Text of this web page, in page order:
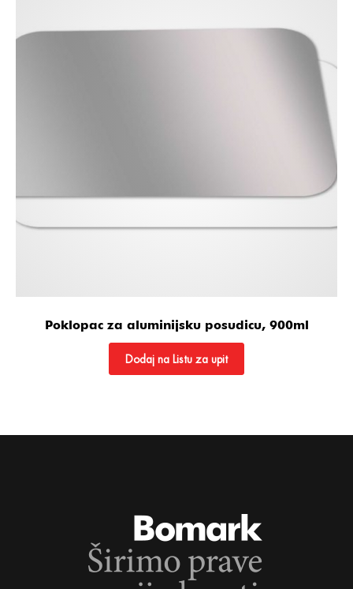
Poklopac za aluminijsku posudicu, 900ml
Dodaj na Listu za upit